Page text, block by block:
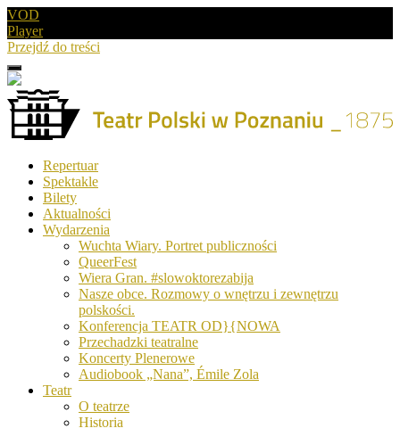
VOD
Player
Przejdź do treści
Menu
Drugie
logo
Teatr
Polski
Poznaniu
Repertuar
Spektakle
Bilety
Aktualności
Wydarzenia
Wuchta Wiary. Portret publiczności
QueerFest
Wiera Gran. #slowoktorezabija
Nasze obce. Rozmowy o wnętrzu i zewnętrzu
polskości.
Konferencja TEATR OD}{NOWA
Przechadzki teatralne
Koncerty Plenerowe
Audiobook „Nana”, Émile Zola
Teatr
O teatrze
Historia